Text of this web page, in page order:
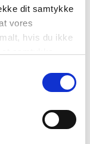
dit samtykke
vores
hvis du ikke
133,00 kr.